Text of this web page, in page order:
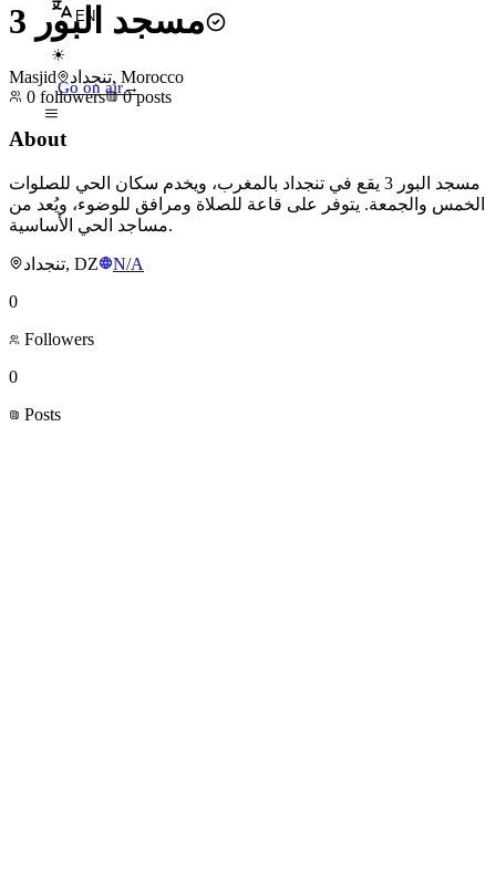
EN
☀
Go on air→
مسجد البور 3
Masjid
تنجداد, Morocco
0 followers 0 posts
About
مسجد البور 3 يقع في تنجداد بالمغرب، ويخدم سكان الحي للصلوات
الخمس والجمعة. يتوفر على قاعة للصلاة ومرافق للوضوء، ويُعد من
مساجد الحي الأساسية.
تنجداد, DZ
N/A
0
Followers
0
Posts